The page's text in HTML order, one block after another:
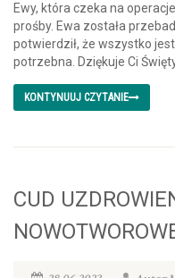
Ewy, która czeka na
prośby. Ewa została
potwierdził, że wszystko
potrzebna. Dziękuje Ci Święty
KONTYNUUJ CZYTANIE
CUD